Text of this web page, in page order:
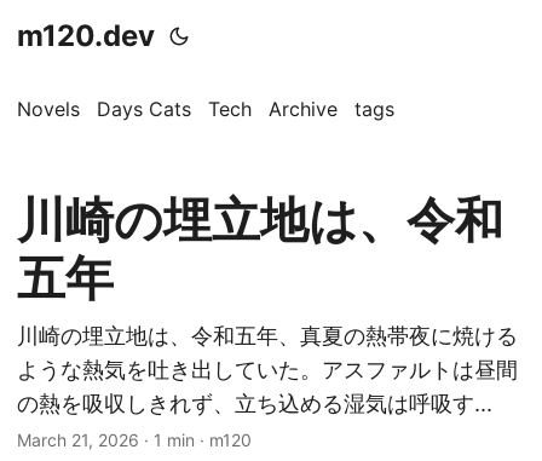
m120.dev
Novels Days Cats Tech Archive tags
川崎の埋立地は、令和
五年
川崎の埋立地は、令和五年、真夏の熱帯夜に焼ける
ような熱気を吐き出していた。アスファルトは昼間
の熱を吸収しきれず、立ち込める湿気は呼吸す...
March 21, 2026 · 1 min · m120